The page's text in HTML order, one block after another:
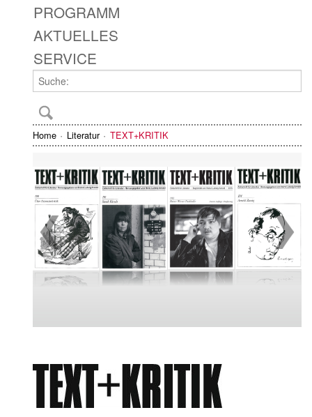
PROGRAMM
AKTUELLES
SERVICE
Home Literatur TEXT+KRITIK